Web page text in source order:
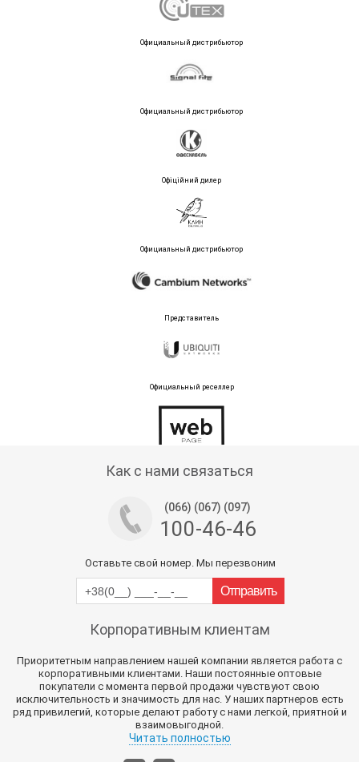
Официальный дистрибьютор
Официальный дистрибьютор
Офіційний дилер
Официальный дистрибьютор
Представитель
Официальный реселлер
Как с нами связаться
(066) (067) (097)
100-46-46
Оставьте свой номер. Мы перезвоним
Корпоративным клиентам
Приоритетным направлением нашей компании является работа с
корпоративными клиентами. Наши постоянные оптовые
покупатели с момента первой продажи чувствуют свою
исключительность и значимость для нас. У наших партнеров есть
ряд привилегий, которые делают работу с нами легкой, приятной и
взаимовыгодной.
Читать полностью